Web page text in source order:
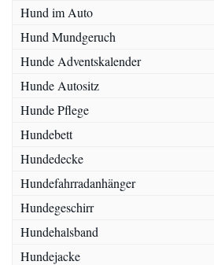
Hund im Auto
Hund Mundgeruch
Hunde Adventskalender
Hunde Autositz
Hunde Pflege
Hundebett
Hundedecke
Hundefahrradanhänger
Hundegeschirr
Hundehalsband
Hundejacke